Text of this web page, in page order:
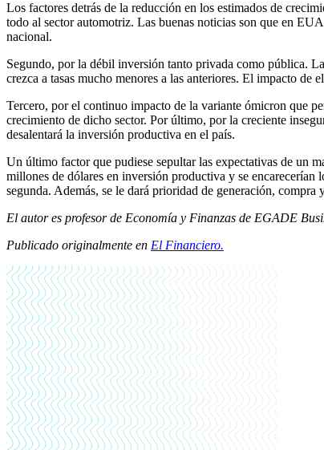
Los factores detrás de la reducción en los estimados de
todo al sector automotriz. Las buenas noticias son que en
nacional.
Segundo, por la débil inversión tanto privada como pública.
crezca a tasas mucho menores a las anteriores. El impacto de
Tercero, por el continuo impacto de la variante ómicron que
crecimiento de dicho sector. Por último, por la creciente
desalentará la inversión productiva en el país.
Un último factor que pudiese sepultar las expectativas de un
millones de dólares en inversión productiva y se
segunda. Además, se le dará prioridad de generación,
El autor es profesor de Economía y Finanzas de EGADE
Publicado originalmente en El Financiero.